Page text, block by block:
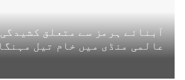
آبنائے ہرمز سے متعلق
عالمی منڈی میں خام تیل